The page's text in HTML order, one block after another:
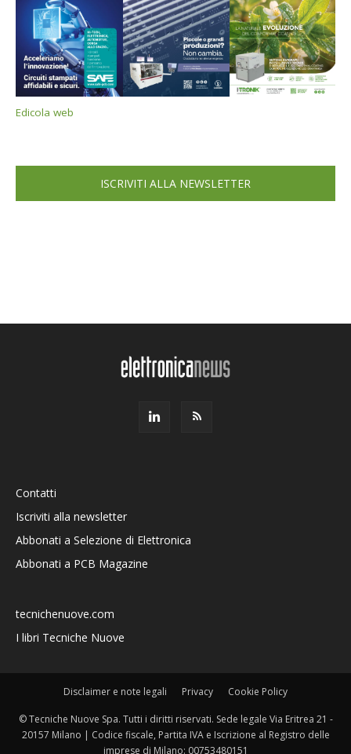
Edicola web
ISCRIVITI ALLA NEWSLETTER
Contatti
Iscriviti alla newsletter
Abbonati a Selezione di Elettronica
Abbonati a PCB Magazine
tecnichenuove.com
I libri Tecniche Nuove
Disclaimer e note legali Privacy Cookie Policy
© Tecniche Nuove Spa. Tutti i diritti riservati. Sede legale Via Eritrea 21 -
20157 Milano | Codice fiscale, Partita IVA e Iscrizione al Registro delle
imprese di Milano: 00753480151